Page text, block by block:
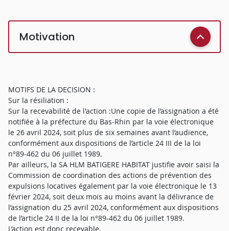
Motivation
MOTIFS DE LA DECISION :
Sur la résiliation :
Sur la recevabilité de l'action :Une copie de l’assignation a été
notifiée à la préfecture du Bas-Rhin par la voie électronique
le 26 avril 2024, soit plus de six semaines avant l’audience,
conformément aux dispositions de l’article 24 III de la loi
n°89-462 du 06 juillet 1989.
Par ailleurs, la SA HLM BATIGERE HABITAT justifie avoir saisi la
Commission de coordination des actions de prévention des
expulsions locatives également par la voie électronique le 13
février 2024, soit deux mois au moins avant la délivrance de
l’assignation du 25 avril 2024, conformément aux dispositions
de l’article 24 II de la loi n°89-462 du 06 juillet 1989.
L’action est donc recevable.